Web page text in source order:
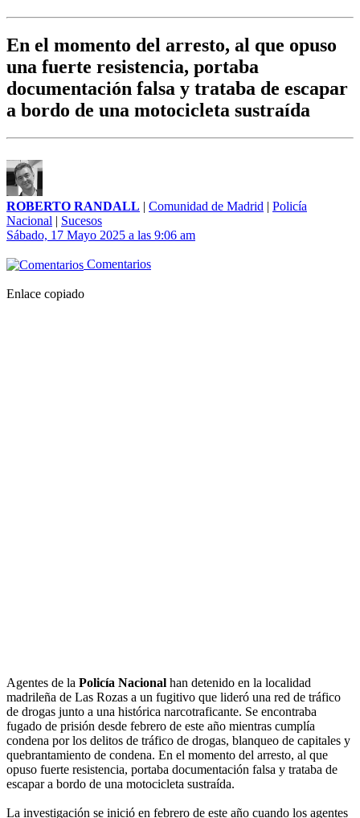
En el momento del arresto, al que opuso
una fuerte resistencia, portaba
documentación falsa y trataba de escapar
a bordo de una motocicleta sustraída
ROBERTO RANDALL | Comunidad de Madrid | Policía
Nacional | Sucesos
Sábado, 17 Mayo 2025 a las 9:06 am
Comentarios
Enlace copiado
Agentes de la Policía Nacional han detenido en la localidad
madrileña de Las Rozas a un fugitivo que lideró una red de tráfico
de drogas junto a una histórica narcotraficante. Se encontraba
fugado de prisión desde febrero de este año mientras cumplía
condena por los delitos de tráfico de drogas, blanqueo de capitales y
quebrantamiento de condena. En el momento del arresto, al que
opuso fuerte resistencia, portaba documentación falsa y trataba de
escapar a bordo de una motocicleta sustraída.
La investigación se inició en febrero de este año cuando los agentes